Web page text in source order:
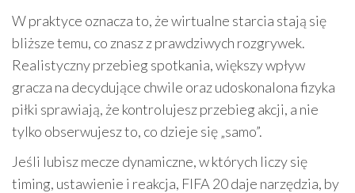
W praktyce oznacza to, że wirtualne starcia stają się
bliższe temu, co znasz z prawdziwych rozgrywek.
Realistyczny przebieg spotkania, większy wpływ
gracza na decydujące chwile oraz udoskonalona fizyka
piłki sprawiają, że kontrolujesz przebieg akcji, a nie
tylko obserwujesz to, co dzieje się „samo”.
Jeśli lubisz mecze dynamiczne, w których liczy się
timing, ustawienie i reakcja, FIFA 20 daje narzędzia, by